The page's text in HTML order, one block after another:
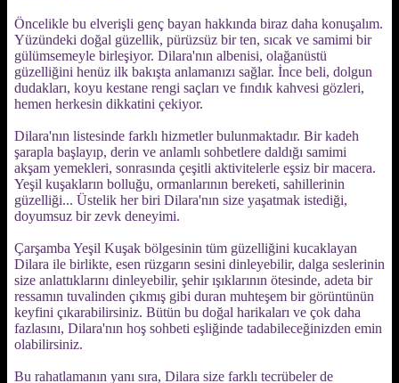
Öncelikle bu elverişli genç bayan hakkında biraz daha konuşalım.
Yüzündeki doğal güzellik, pürüzsüz bir ten, sıcak ve samimi bir
gülümsemeyle birleşiyor. Dilara'nın albenisi, olağanüstü
güzelliğini henüz ilk bakışta anlamanızı sağlar. İnce beli, dolgun
dudakları, koyu kestane rengi saçları ve fındık kahvesi gözleri,
hemen herkesin dikkatini çekiyor.
Dilara'nın listesinde farklı hizmetler bulunmaktadır. Bir kadeh
şarapla başlayıp, derin ve anlamlı sohbetlere daldığı samimi
akşam yemekleri, sonrasında çeşitli aktivitelerle eşsiz bir macera.
Yeşil kuşakların bolluğu, ormanlarının bereketi, sahillerinin
güzelliği... Üstelik her biri Dilara'nın size yaşatmak istediği,
doyumsuz bir zevk deneyimi.
Çarşamba Yeşil Kuşak bölgesinin tüm güzelliğini kucaklayan
Dilara ile birlikte, esen rüzgarın sesini dinleyebilir, dalga seslerinin
size anlattıklarını dinleyebilir, şehir ışıklarının ötesinde, adeta bir
ressamın tuvalinden çıkmış gibi duran muhteşem bir görüntünün
keyfini çıkarabilirsiniz. Bütün bu doğal harikaları ve çok daha
fazlasını, Dilara'nın hoş sohbeti eşliğinde tadabileceğinizden emin
olabilirsiniz.
Bu rahatlamanın yanı sıra, Dilara size farklı tecrübeler de